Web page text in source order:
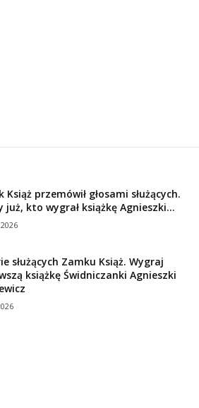
Książ przemówił głosami służących.
już, kto wygrał książkę Agnieszki...
służących Zamku Książ. Wygraj
książkę Świdniczanki Agnieszki